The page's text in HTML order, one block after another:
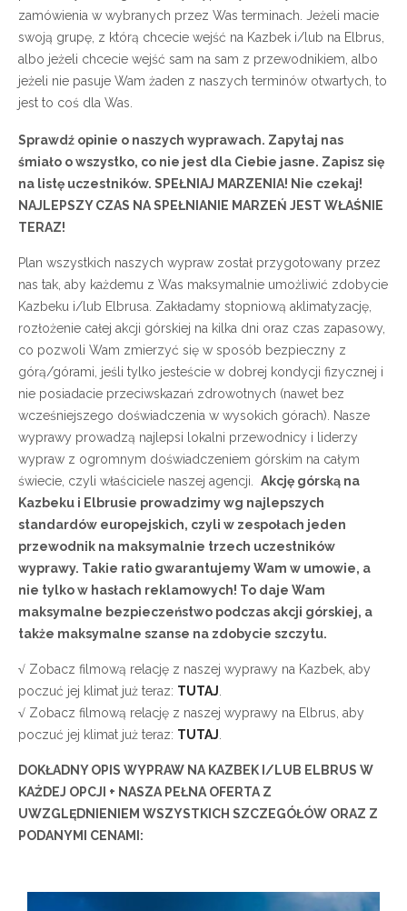
zamówienia w wybranych przez Was terminach. Jeżeli macie
swoją grupę, z którą chcecie wejść na Kazbek i/lub na Elbrus,
albo jeżeli chcecie wejść sam na sam z przewodnikiem, albo
jeżeli nie pasuje Wam żaden z naszych terminów otwartych, to
jest to coś dla Was.
Sprawdź opinie o naszych wyprawach. Zapytaj nas
śmiało o wszystko, co nie jest dla Ciebie jasne. Zapisz się
na listę uczestników. SPEŁNIAJ MARZENIA! Nie czekaj!
NAJLEPSZY CZAS NA SPEŁNIANIE MARZEŃ JEST WŁAŚNIE
TERAZ!
Plan wszystkich naszych wypraw został przygotowany przez
nas tak, aby każdemu z Was maksymalnie umożliwić zdobycie
Kazbeku i/lub Elbrusa. Zakładamy stopniową aklimatyzację,
rozłożenie całej akcji górskiej na kilka dni oraz czas zapasowy,
co pozwoli Wam zmierzyć się w sposób bezpieczny z
górą/górami, jeśli tylko jesteście w dobrej kondycji fizycznej i
nie posiadacie przeciwskazań zdrowotnych (nawet bez
wcześniejszego doświadczenia w wysokich górach). Nasze
wyprawy prowadzą najlepsi lokalni przewodnicy i liderzy
wypraw z ogromnym doświadczeniem górskim na całym
świecie, czyli właściciele naszej agencji. Akcję górską na
Kazbeku i Elbrusie prowadzimy wg najlepszych
standardów europejskich, czyli w zespołach jeden
przewodnik na maksymalnie trzech uczestników
wyprawy. Takie ratio gwarantujemy Wam w umowie, a
nie tylko w hasłach reklamowych! To daje Wam
maksymalne bezpieczeństwo podczas akcji górskiej, a
także maksymalne szanse na zdobycie szczytu.
√ Zobacz filmową relację z naszej wyprawy na Kazbek, aby
poczuć jej klimat już teraz: TUTAJ
√ Zobacz filmową relację z naszej wyprawy na Elbrus, aby
poczuć jej klimat już teraz: TUTAJ
DOKŁADNY OPIS WYPRAW NA KAZBEK I/LUB ELBRUS W
KAŻDEJ OPCJI + NASZA PEŁNA OFERTA Z
UWZGLĘDNIENIEM WSZYSTKICH SZCZEGÓŁÓW ORAZ Z
PODANYMI CENAMI: